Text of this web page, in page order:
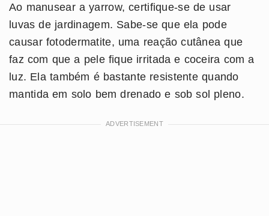
Ao manusear a yarrow, certifique-se de usar
luvas de jardinagem. Sabe-se que ela pode
causar fotodermatite, uma reação cutânea que
faz com que a pele fique irritada e coceira com a
luz. Ela também é bastante resistente quando
mantida em solo bem drenado e sob sol pleno.